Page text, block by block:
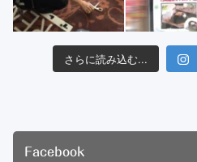
さらに読み込む...
Facebook